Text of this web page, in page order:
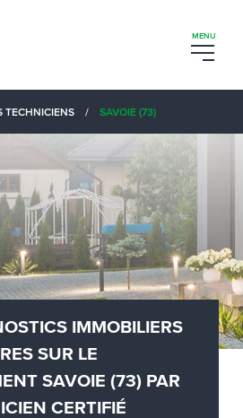
TECHNICIENS / SAVOIE (73)
IMMOBILIERS
SUR LE
SAVOIE (73) PAR
CERTIFIÉ